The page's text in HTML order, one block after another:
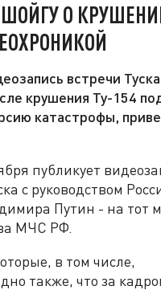
О
встречи
крушения Ту-154
катастрофы,
публикует
с руководством
Путин - на тот
МЧС РФ.
в том числе,
также, что за